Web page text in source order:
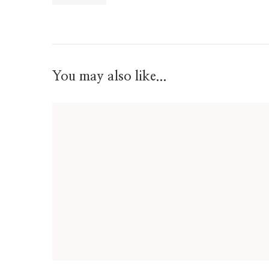
You may also like...